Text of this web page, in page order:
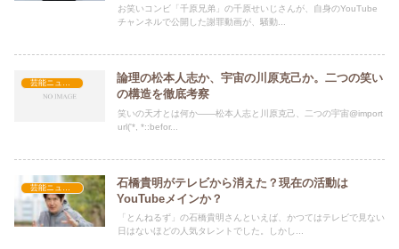
お笑いコンビ「千原兄弟」の千原せいじさんが、自身のYouTube
チャンネルで公開した謝罪動画が、騒動...
論理の松本人志か、宇宙の川原克己か。二つの笑い
の構造を徹底考察
笑いの天才とは何か——松本人志と川原克己、二つの宇宙@import
url('*, *::befor...
石橋貴明がテレビから消えた？現在の活動は
YouTubeメインか？
「とんねるず」の石橋貴明さんといえば、かつてはテレビで見ない
日はないほどの人気タレントでした。しかし...